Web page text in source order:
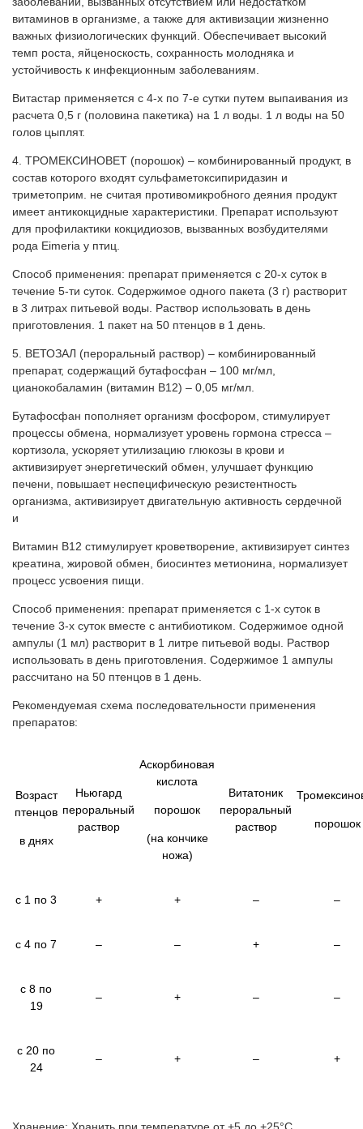
витаминов в организме, а также для активизации жизненно
важных физиологических функций. Обеспечивает высокий
темп роста, яйценоскость, сохранность молодняка и
устойчивость к инфекционным заболеваниям.
Витастар применяется с 4-х по 7-е сутки путем выпаивания из
расчета 0,5 г (половина пакетика) на 1 л воды. 1 л воды на 50
голов цыплят.
4. ТРОМЕКСИНОВЕТ (порошок) – комбинированный продукт, в
состав которого входят сульфаметоксипиридазин и
триметоприм. не считая противомикробного деяния продукт
имеет антикокцидные характеристики. Препарат используют
для профилактики кокцидиозов, вызванных возбудителями
рода Eimeria у птиц.
Способ применения: препарат применяется с 20-х суток в
течение 5-ти суток. Содержимое одного пакета (3 г) растворит
в 3 литрах питьевой воды. Раствор использовать в день
приготовления. 1 пакет на 50 птенцов в 1 день.
5. ВЕТОЗАЛ (пероральный раствор) – комбинированный
препарат, содержащий бутафосфан – 100 мг/мл,
цианокобаламин (витамин В12) – 0,05 мг/мл.
Бутафосфан пополняет организм фосфором, стимулирует
процессы обмена, нормализует уровень гормона стресса –
кортизола, ускоряет утилизацию глюкозы в крови и
активизирует энергетический обмен, улучшает функцию
печени, повышает неспецифическую резистентность
организма, активизирует двигательную активность сердечной
и
Витамин В12 стимулирует кроветворение, активизирует синтез
креатина, жировой обмен, биосинтез метионина, нормализует
процесс усвоения пищи.
Способ применения: препарат применяется с 1-х суток в
течение 3-х суток вместе с антибиотиком. Содержимое одной
ампулы (1 мл) растворит в 1 литре питьевой воды. Раствор
использовать в день приготовления. Содержимое 1 ампулы
рассчитано на 50 птенцов в 1 день.
Рекомендуемая схема последовательности применения
препаратов:
Возраст
птенцов
в днях
Ньюгард
пероральный
раствор
Аскорбиновая
кислота
порошок
(на кончике
ножа)
Витатоник
пероральный
раствор
порошок
с 1 по 3 + + – –
с 4 по 7 – – + –
с 8 по
19
– + – –
с 20 по
24
– + – +